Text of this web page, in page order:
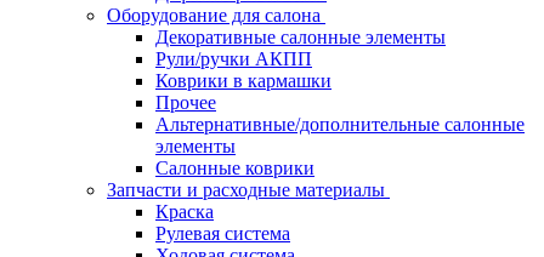
Оборудование для салона
Декоративные салонные элементы
Рули/ручки АКПП
Коврики в кармашки
Прочее
Альтернативные/дополнительные салонные
элементы
Салонные коврики
Запчасти и расходные материалы
Краска
Рулевая система